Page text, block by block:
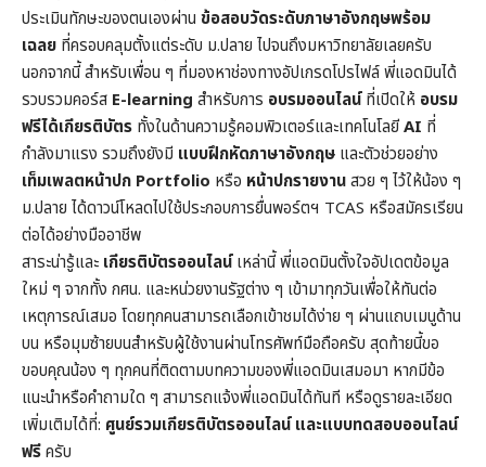
ประเมินทักษะของตนเองผ่าน ข้อสอบวัดระดับภาษาอังกฤษพร้อม
เฉลย ที่ครอบคลุมตั้งแต่ระดับ ม.ปลาย ไปจนถึงมหาวิทยาลัยเลยครับ
นอกจากนี้ สำหรับเพื่อน ๆ ที่มองหาช่องทางอัปเกรดโปรไฟล์ พี่แอดมินได้
รวบรวมคอร์ส E-learning สำหรับการ อบรมออนไลน์ที่เปิดให้ อบรม
ฟรีได้เกียรติบัตร ทั้งในด้านความรู้คอมพิวเตอร์และเทคโนโลยีAI ที่
กำลังมาแรง รวมถึงยังมี แบบฝึกหัดภาษาอังกฤษ และตัวช่วยอย่าง
เท็มเพลตหน้าปก Portfolio หรือ หน้าปกรายงานสวย ๆ ไว้ให้น้อง ๆ
ม.ปลาย ได้ดาวน์โหลดไปใช้ประกอบการยื่นพอร์ตฯ TCAS หรือสมัครเรียน
ต่อได้อย่างมืออาชีพ
สาระน่ารู้และ เกียรติบัตรออนไลน์เหล่านี้ พี่แอดมินตั้งใจอัปเดตข้อมูล
ใหม่ ๆ จากทั้ง กศน. และหน่วยงานรัฐต่าง ๆ เข้ามาทุกวันเพื่อให้ทันต่อ
เหตุการณ์เสมอ โดยทุกคนสามารถเลือกเข้าชมได้ง่าย ๆ ผ่านแถบเมนูด้าน
บน หรือมุมซ้ายบนสำหรับผู้ใช้งานผ่านโทรศัพท์มือถือครับ สุดท้ายนี้ขอ
ขอบคุณน้อง ๆ ทุกคนที่ติดตามบทความของพี่แอดมินเสมอมา หากมีข้อ
แนะนำหรือคำถามใด ๆ สามารถแจ้งพี่แอดมินได้ทันที หรือดูรายละเอียด
เพิ่มเติมได้ที่: ศูนย์รวมเกียรติบัตรออนไลน์ และแบบทดสอบออนไลน์
ฟรีครับ